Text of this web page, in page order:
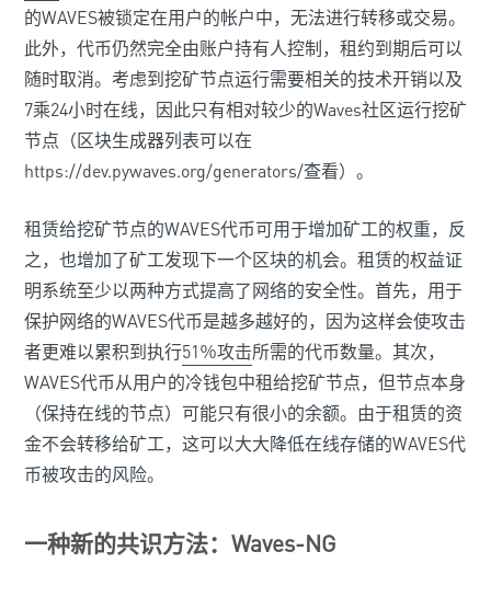
的WAVES被锁定在用户的帐户中，无法进行转移或交易。
此外，代币仍然完全由账户持有人控制，租约到期后可以
随时取消。考虑到挖矿节点运行需要相关的技术开销以及
7乘24小时在线，因此只有相对较少的Waves社区运行挖矿
节点（区块生成器列表可以在
https://dev.pywaves.org/generators/查看）。
租赁给挖矿节点的WAVES代币可用于增加矿工的权重，反
之，也增加了矿工发现下一个区块的机会。租赁的权益证
明系统至少以两种方式提高了网络的安全性。首先，用于
保护网络的WAVES代币是越多越好的，因为这样会使攻击
者更难以累积到执行51％攻击所需的代币数量。其次，
WAVES代币从用户的冷钱包中租给挖矿节点，但节点本身
（保持在线的节点）可能只有很小的余额。由于租赁的资
金不会转移给矿工，这可以大大降低在线存储的WAVES代
币被攻击的风险。
一种新的共识方法：Waves-NG